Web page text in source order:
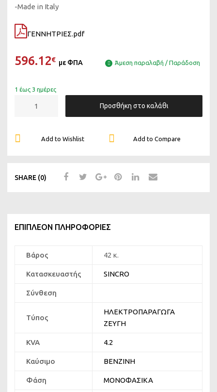
-Made in Italy
ΓΕΝΝΗΤΡΙΕΣ.pdf
596.12€ με ΦΠΑ Άμεση παραλαβή / Παράδοση
1 έως 3 ημέρες
Προσθήκη στο καλάθι
Add to Compare
Add to Wishlist
SHARE (0)
ΕΠΙΠΛΈΟΝ ΠΛΗΡΟΦΟΡΊΕΣ
Βάρος 42 κ.
Κατασκευαστής SINCRO
Σύνθεση
Τύπος
ΗΛΕΚΤΡΟΠΑΡΑΓΩΓΑ
ΖΕΥΓΗ
KVA 4.2
Καύσιμο ΒΕΝΖΙΝΗ
Φάση ΜΟΝΟΦΑΣΙΚΑ